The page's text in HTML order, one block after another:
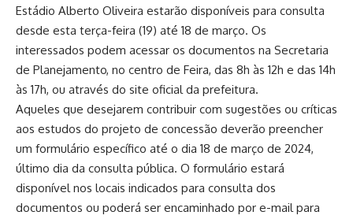
Estádio Alberto Oliveira estarão disponíveis para consulta
desde esta terça-feira (19) até 18 de março. Os
interessados podem acessar os documentos na Secretaria
de Planejamento, no centro de Feira, das 8h às 12h e das 14h
às 17h, ou através do site oficial da prefeitura.
Aqueles que desejarem contribuir com sugestões ou críticas
aos estudos do projeto de concessão deverão preencher
um formulário específico até o dia 18 de março de 2024,
último dia da consulta pública. O formulário estará
disponível nos locais indicados para consulta dos
documentos ou poderá ser encaminhado por e-mail para